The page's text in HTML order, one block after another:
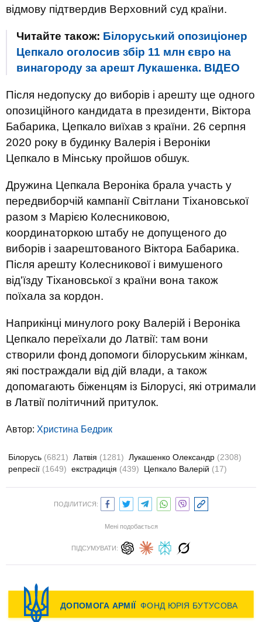
відмову підтвердив Верховний суд країни.
Читайте також: Білоруський опозиціонер
Цепкало оголосив збір 11 млн євро на
винагороду за арешт Лукашенка. ВIДЕО
Після недопуску до виборів і арешту ще одного
опозиційного кандидата в президенти, Віктора
Бабарика, Цепкало виїхав з країни. 26 серпня
2020 року в будинку Валерія і Вероніки
Цепкало в Мінську пройшов обшук.
Дружина Цепкала Вероніка брала участь у
передвиборчій кампанії Світлани Тіхановської
разом з Марією Колесниковою,
координаторкою штабу не допущеного до
виборів і заарештованого Віктора Бабарика.
Після арешту Колесникової і вимушеного
від'їзду Тіхановської з країни вона також
поїхала за кордон.
Наприкінці минулого року Валерій і Вероніка
Цепкало переїхали до Латвії: там вони
створили фонд допомоги білоруським жінкам,
які постраждали від дій влади, а також
допомагають біженцям із Білорусі, які отримали
в Латвії політичний притулок.
Автор: Христина Бедрик
Білорусь (6821) Латвія (1281) Лукашенко Олександр (2308)
репресії (1649) екстрадиція (439) Цепкало Валерій (17)
ПОДІЛИТИСЯ:
Мені подобається
ПІДСУМУВАТИ: